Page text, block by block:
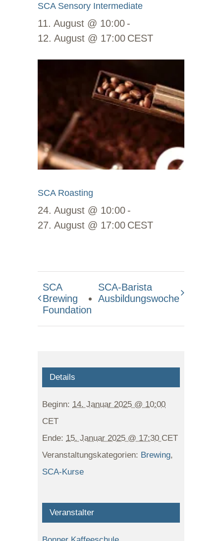
SCA Sensory Intermediate
11. August @ 10:00 -
12. August @ 17:00 CEST
SCA Roasting
24. August @ 10:00 -
27. August @ 17:00 CEST
SCA
Brewing
Foundation
SCA-Barista
Ausbildungswoche
Details
Beginn: 14. Januar 2025 @ 10:00
CET
Ende: 15. Januar 2025 @ 17:30 CET
Veranstaltungskategorien: Brewing,
SCA-Kurse
Veranstalter